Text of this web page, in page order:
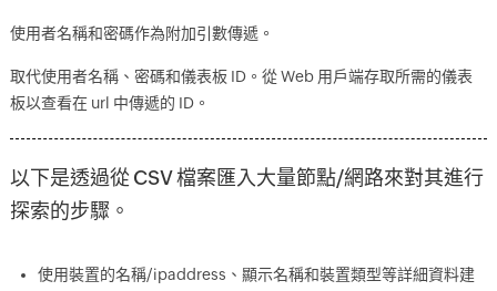
使用者名稱和密碼作為附加引數傳遞。
取代使用者名稱、密碼和儀表板 ID。從 Web 用戶端存取所需的儀表
板以查看在 url 中傳遞的 ID。
以下是透過從 CSV 檔案匯入大量節點/網路來對其進行
探索的步驟。
使用裝置的名稱/ipaddress、顯示名稱和裝置類型等詳細資料建